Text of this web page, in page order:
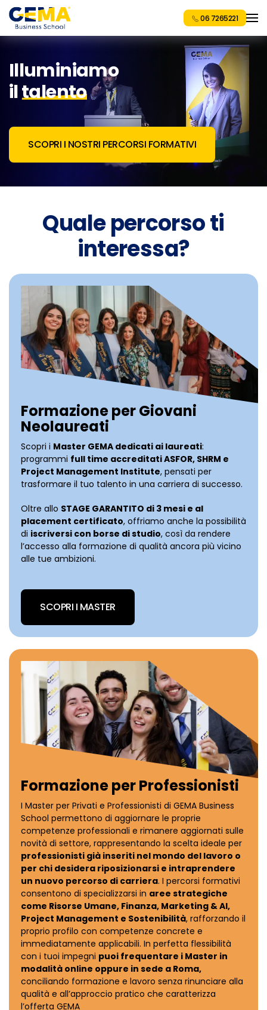
06 7265221
Illuminiamo
iltalento
SCOPRI I NOSTRI PERCORSI FORMATIVI
Quale percorso ti
interessa?
Formazione per Giovani
Neolaureati
Scopri i Master GEMA dedicati ai laureati:
programmi full time accreditati ASFOR, SHRM e
Project Management Institute, pensati per
trasformare il tuo talento in una carriera di successo.
Oltre allo STAGE GARANTITO di 3 mesi e al
placement certificato, offriamo anche la possibilità
di iscriversi con borse di studio, così da rendere
l’accesso alla formazione di qualità ancora più vicino
alle tue ambizioni.
SCOPRI I MASTER
Formazione per Professionisti
I Master per Privati e Professionisti di GEMA Business
School permettono di aggiornare le proprie
competenze professionali e rimanere aggiornati sulle
novità di settore, rappresentando la scelta ideale per
professionisti già inseriti nel mondo del lavoro o
per chi desidera riposizionarsi e intraprendere
un nuovo percorso di carriera. I percorsi formativi
consentono di specializzarsi in aree strategiche
come Risorse Umane, Finanza, Marketing & AI,
Project Management e Sostenibilità, rafforzando il
proprio profilo con competenze concrete e
immediatamente applicabili. In perfetta flessibilità
con i tuoi impegni puoi frequentare i Master in
modalità online oppure in sede a Roma,
conciliando formazione e lavoro senza rinunciare alla
qualità e all’approccio pratico che caratterizza
l’offerta GEMA